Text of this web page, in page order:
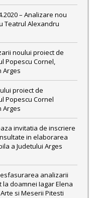
– Analizare nou
Teatrul Alexandru
noului proiect de
Popescu Cornel,
Arges
proiect de
Popescu Cornel
Arges
invitatia de inscriere
in elaborarea
a Judetului Arges
analizarii
doamnei Iagar Elena
si Meserii Pitesti